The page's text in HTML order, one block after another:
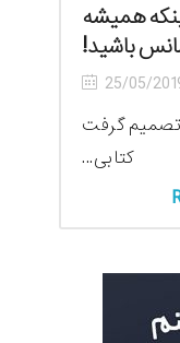
همیشه
باشید!
25/05/
تصمیم گرفت
کتابی...